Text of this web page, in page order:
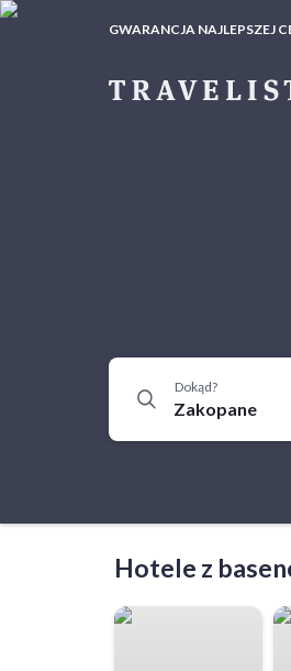
GWARANCJA NAJLEPSZEJ
Dokąd?
Hotele z